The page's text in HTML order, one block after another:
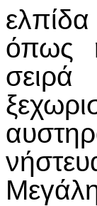
όπως
σειρά